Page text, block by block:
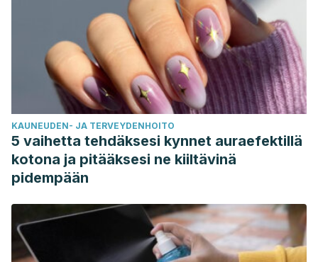
KAUNEUDEN- JA TERVEYDENHOITO
5 vaihetta tehdäksesi kynnet auraefektillä
kotona ja pitääksesi ne kiiltävinä
pidempään